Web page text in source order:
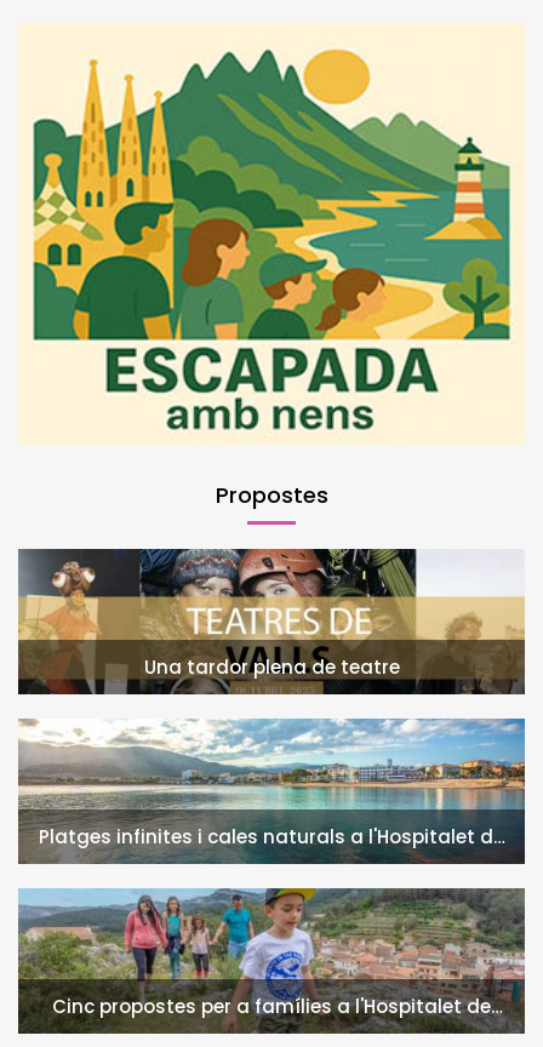
Propostes
Una tardor plena de teatre
Platges infinites i cales naturals a l'Hospitalet de
l'Infant i la Vall de Llors
Cinc propostes per a famílies a l'Hospitalet de
l'Infant i la Vall de Llors